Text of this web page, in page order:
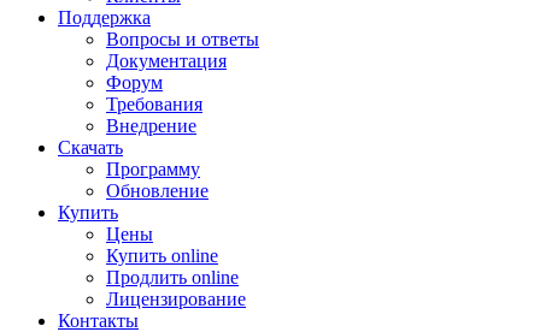
Поддержка
Вопросы и ответы
Документация
Форум
Требования
Внедрение
Скачать
Программу
Обновление
Купить
Цены
Купить online
Продлить online
Лицензирование
Контакты